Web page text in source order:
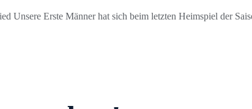
Unsere Erste Männer hat sich beim letzten Heimspiel der